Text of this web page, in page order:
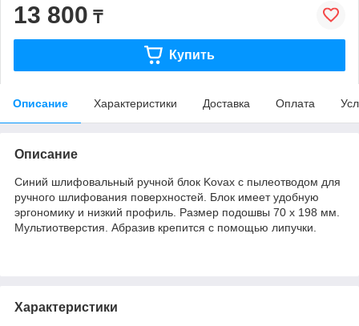
13 800 ₸
Купить
Описание Характеристики Доставка Оплата
Описание
Синий шлифовальный ручной блок Kovax с пылеотводом для
ручного шлифования поверхностей. Блок имеет удобную
эргономику и низкий профиль. Размер подошвы 70 х 198 мм.
Мультиотверстия. Абразив крепится с помощью липучки.
Характеристики